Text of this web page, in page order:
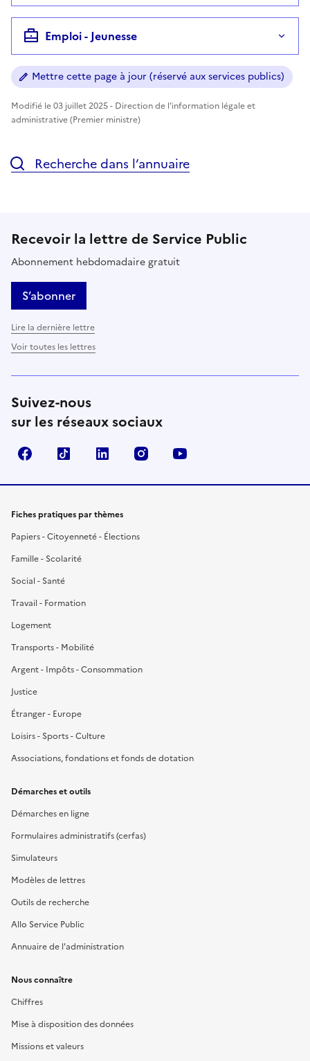
Emploi - Jeunesse
Mettre cette page à jour (réservé aux services publics)
Modifié le 03 juillet 2025 - Direction de l'information légale et
administrative (Premier ministre)
Recherche dans l’annuaire
Recevoir la lettre de Service Public
Abonnement hebdomadaire gratuit
S’abonner
Lire la dernière lettre
Voir toutes les lettres
Suivez-nous
sur les réseaux sociaux
FacebookTikTok LinkedIn Instagram
Fiches pratiques par thèmes
Papiers - Citoyenneté - Élections
Famille - Scolarité
Social - Santé
Travail - Formation
Logement
Transports - Mobilité
Argent - Impôts - Consommation
Justice
Étranger - Europe
Loisirs - Sports - Culture
Associations, fondations et fonds de dotation
Démarches et outils
Démarches en ligne
Formulaires administratifs (cerfas)
Simulateurs
Modèles de lettres
Outils de recherche
Allo Service Public
Annuaire de l'administration
Nous connaître
Chiffres
Mise à disposition des données
Missions et valeurs